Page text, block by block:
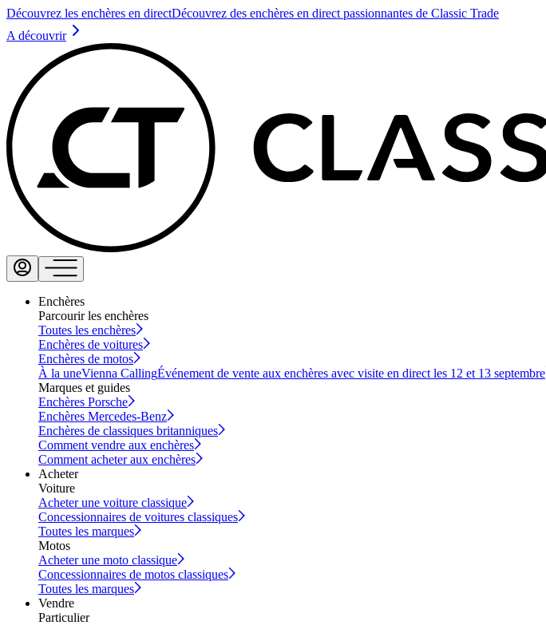
Découvrez les enchères en directDécouvrez des enchères en direct passionnantes de Classic Trade
A découvrir
Enchères
Parcourir les enchères
Toutes les enchères
Enchères de voitures
Enchères de motos
À la uneVienna CallingÉvénement de vente aux enchères avec visite en direct les 12 et 13 septembre
Marques et guides
Enchères Porsche
Enchères Mercedes-Benz
Enchères de classiques britanniques
Comment vendre aux enchères
Comment acheter aux enchères
Acheter
Voiture
Acheter une voiture classique
Concessionnaires de voitures classiques
Toutes les marques
Motos
Acheter une moto classique
Concessionnaires de motos classiques
Toutes les marques
Vendre
Particulier